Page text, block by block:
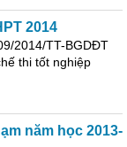
2014
2014/TT-BGDĐT
thi tốt nghiệp
năm học 2013-